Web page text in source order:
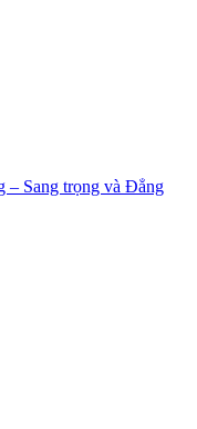
– Sang trọng và Đẳng